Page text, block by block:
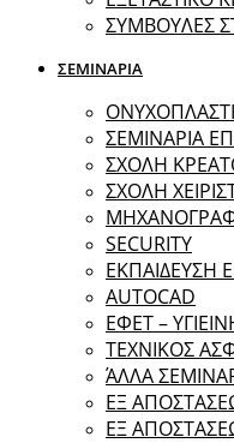
ΣΥΜΒΟΥΛΕΣ
ΣΕΜΙΝΑΡΙΑ
ΣΕΜΙΝΑΡΙΑ
ΣΧΟΛΗ
ΣΧΟΛΗ
SECURITY
ΕΚΠΑΙΔΕΥΣΗ
ΑUTOCAD
ΕΦΕΤ –
ΤΕΧΝΙΚΟΣ
ΆΛΛΑ
EΞ
ΕΞ